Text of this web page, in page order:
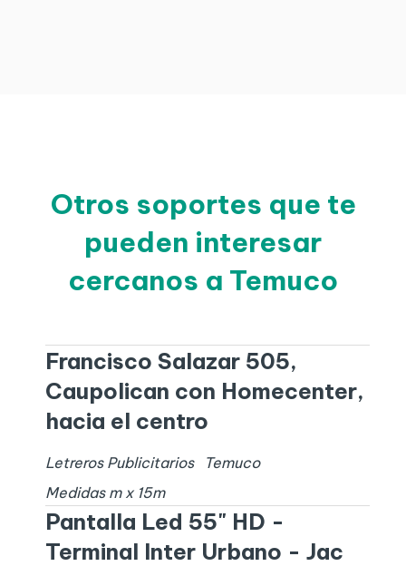
Otros soportes que te
pueden interesar
cercanos a Temuco
Francisco Salazar 505,
Caupolican con Homecenter,
hacia el centro
Letreros Publicitarios
Temuco
Medidas m x 15m
Pantalla Led 55" HD -
Terminal Inter Urbano - Jac